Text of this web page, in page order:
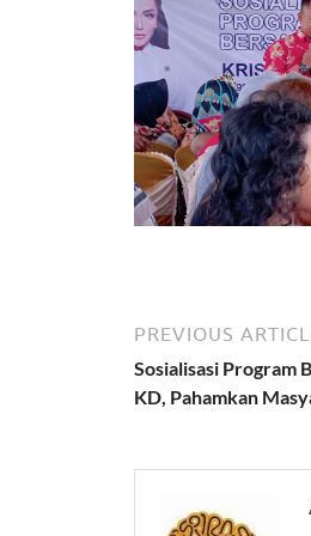
PREVIOUS
Sosialisasi Program
KD, Pahamkan